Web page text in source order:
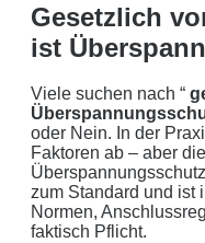
Gesetzlich
ist
Viele suchen nach “
oder Nein. In der
Faktoren ab – aber
zum Standard und ist
Normen,
faktisch Pflicht.